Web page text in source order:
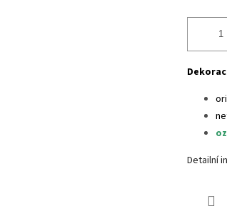
Detailní